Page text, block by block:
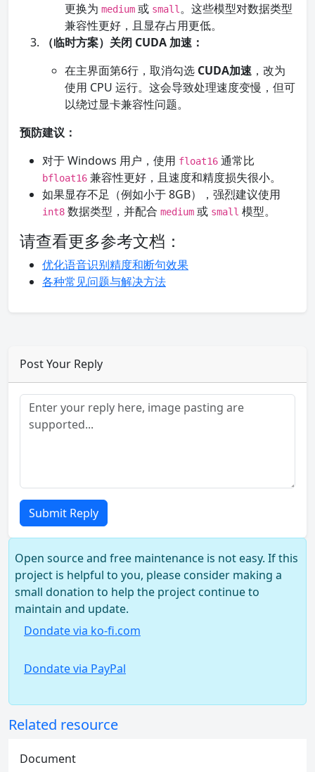
更换为 medium 或 small 。这些模型对数据类型
兼容性更好，且显存占用更低。
（临时方案）关闭 CUDA 加速：
在主界面第6行，取消勾选 CUDA加速 ，改为
使用 CPU 运行。这会导致处理速度变慢，但可
以绕过显卡兼容性问题。
预防建议：
对于 Windows 用户，使用 float16 通常比
bfloat16 兼容性更好，且速度和精度损失很小。
如果显存不足（例如小于 8GB），强烈建议使用
int8 数据类型，并配合 medium 或 small 模型。
请查看更多参考文档：
优化语音识别精度和断句效果
各种常见问题与解决方法
Post Your Reply
Submit Reply
Open source and free maintenance is not easy. If this
project is helpful to you, please consider making a
small donation to help the project continue to
maintain and update.
Dondate via ko-fi.com
Dondate via PayPal
Related resource
Document